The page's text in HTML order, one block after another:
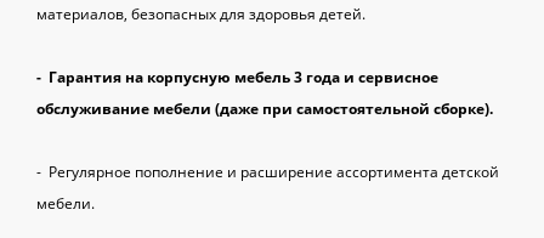
материалов, безопасных для здоровья детей.
- Гарантия на корпусную мебель 3 года и сервисное
обслуживание мебели (даже при самостоятельной сборке).
- Регулярное пополнение и расширение ассортимента детской
мебели.